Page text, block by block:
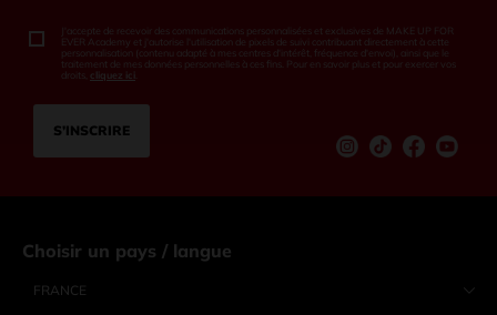
J'accepte de recevoir des communications personnalisées et exclusives de MAKE UP FOR
EVER Academy et j'autorise l'utilisation de pixels de suivi contribuant directement à cette
personnalisation (contenu adapté à mes centres d'intérêt, fréquence d'envoi), ainsi que le
traitement de mes données personnelles à ces fins. Pour en savoir plus et pour exercer vos
droits, cliquez ici
S’INSCRIRE
Choisir un pays / langue
FRANCE